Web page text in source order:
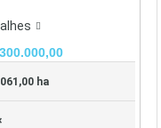
ha